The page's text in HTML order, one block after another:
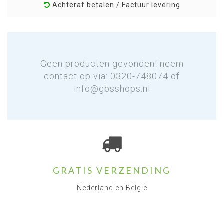
Achteraf betalen / Factuur levering
Geen producten gevonden! neem
contact op via: 0320-748074 of
info@gbsshops.nl
GRATIS VERZENDING
Nederland en België